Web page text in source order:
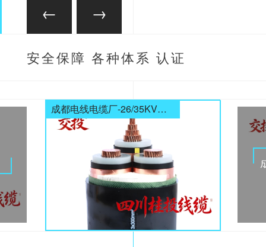
安全保障 各种体系 认证
成都电线电缆厂-26/35KV高压电缆